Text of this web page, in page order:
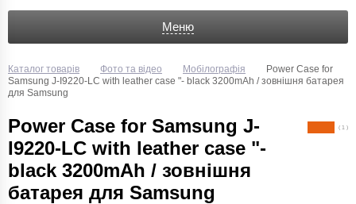
Меню
Каталог товарів Фото та відео Мобілографія
Power Case for
Samsung J-I9220-LC with leather case "- black 3200mAh / зовнішня батарея
для Samsung
Power Case for Samsung J-
I9220-LC with leather case "-
black 3200mAh / зовнішня
батарея для Samsung
( 1 )